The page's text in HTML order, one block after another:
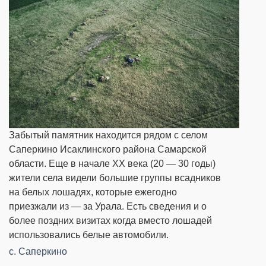
​Забытый памятник находится рядом с селом
Саперкино Исаклинского района Самарской
области. Еще в начале XX века (20 — 30 годы)
жители села видели большие группы всадников
на белых лошадях, которые ежегодно
приезжали из — за Урала. Есть сведения и о
более поздних визитах когда вместо лошадей
использовались белые автомобили.
c. Саперкино